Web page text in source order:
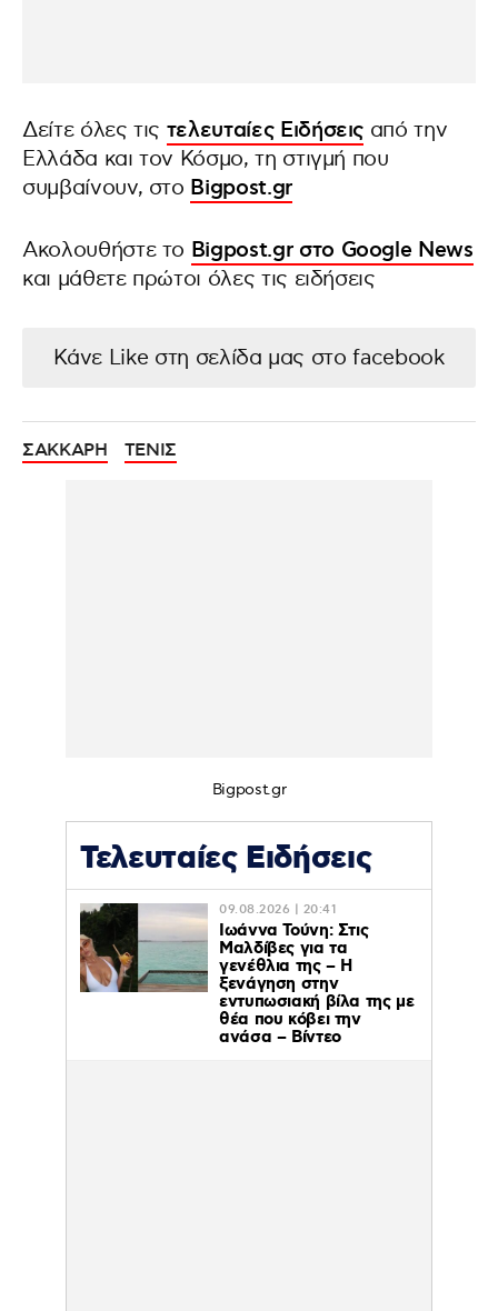
Δείτε όλες τις τελευταίες Ειδήσεις από την
Ελλάδα και τον Κόσμο, τη στιγμή που
συμβαίνουν, στο Bigpost.gr
Ακολουθήστε το Bigpost.gr στο Google News
και μάθετε πρώτοι όλες τις ειδήσεις
Κάνε Like στη σελίδα μας στο facebook
ΣΑΚΚΑΡΗ ΤΕΝΙΣ
Bigpost.gr
Τελευταίες Ειδήσεις
09.08.2026 | 20:41
Ιωάννα Τούνη: Στις
Μαλδίβες για τα
γενέθλια της – H
ξενάγηση στην
εντυπωσιακή βίλα της με
θέα που κόβει την
ανάσα – Βίντεο